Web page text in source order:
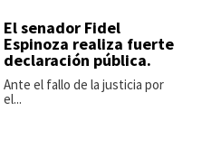
El senador Fidel
Espinoza realiza fuerte
declaración pública.
Ante el fallo de la justicia por
el...